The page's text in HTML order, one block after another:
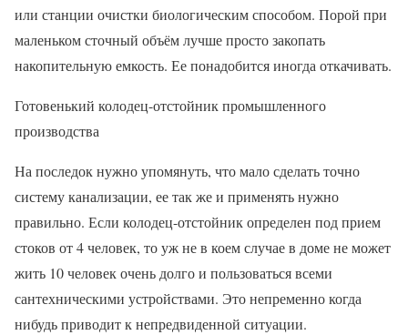
или станции очистки биологическим способом. Порой при
маленьком сточный объём лучше просто закопать
накопительную емкость. Ее понадобится иногда откачивать.
Готовенький колодец-отстойник промышленного
производства
На последок нужно упомянуть, что мало сделать точно
систему канализации, ее так же и применять нужно
правильно. Если колодец-отстойник определен под прием
стоков от 4 человек, то уж не в коем случае в доме не может
жить 10 человек очень долго и пользоваться всеми
сантехническими устройствами. Это непременно когда
нибудь приводит к непредвиденной ситуации.